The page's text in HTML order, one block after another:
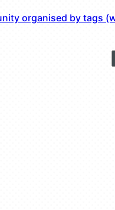
organised by tags